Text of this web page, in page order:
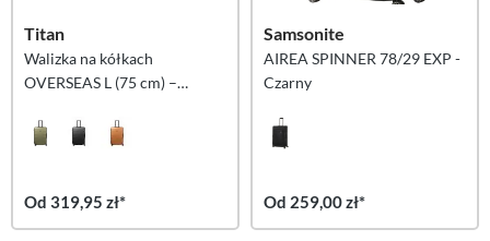
Titan
Walizka na kółkach
OVERSEAS L (75 cm) –
Od 319,95 zł*
Samsonite
AIREA SPINNER 78/29 EXP -
Czarny
Od 259,00 zł*